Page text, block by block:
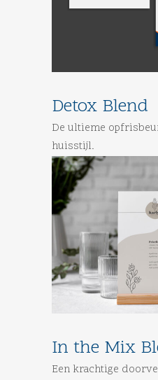
Detox Blend
De ultieme
huisstijl.
In the Mix
Een krachtige